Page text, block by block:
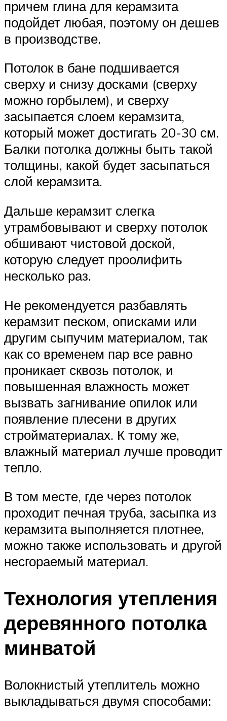
причем глина для керамзита
подойдет любая, поэтому он дешев
в производстве.
Потолок в бане подшивается
сверху и снизу досками (сверху
можно горбылем), и сверху
засыпается слоем керамзита,
который может достигать 20-30 см.
Балки потолка должны быть такой
толщины, какой будет засыпаться
слой керамзита.
Дальше керамзит слегка
утрамбовывают и сверху потолок
обшивают чистовой доской,
которую следует проолифить
несколько раз.
Не рекомендуется разбавлять
керамзит песком, описками или
другим сыпучим материалом, так
как со временем пар все равно
проникает сквозь потолок, и
повышенная влажность может
вызвать загнивание опилок или
появление плесени в других
стройматериалах. К тому же,
влажный материал лучше проводит
тепло.
В том месте, где через потолок
проходит печная труба, засыпка из
керамзита выполняется плотнее,
можно также использовать и другой
несгораемый материал.
Технология утепления
деревянного потолка
минватой
Волокнистый утеплитель можно
выкладываться двумя способами: